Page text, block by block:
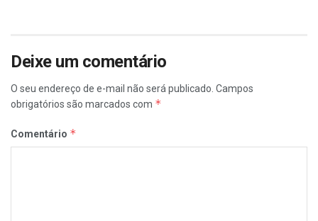
Deixe um comentário
O seu endereço de e-mail não será publicado. Campos
obrigatórios são marcados com *
Comentário *